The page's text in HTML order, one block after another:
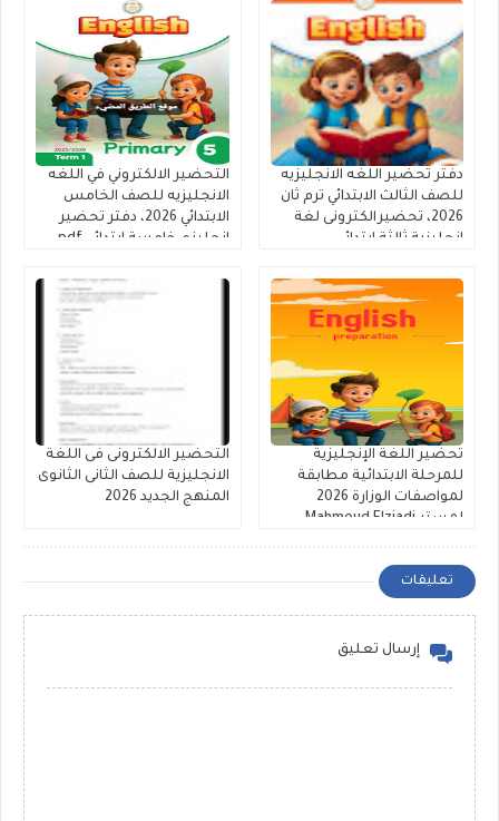
دفتر تحضير اللغه الانجليزيه
للصف الثالث الابتدائي ترم ثان
2026، تحضيرالكترونى لغة
انجليزية ثالثة ابتدائى
التحضير الالكتروني في اللغه
الانجليزيه للصف الخامس
الابتدائي 2026، دفتر تحضير
انجليزي خامسة ابتدائي pdf
تحضير اللغة الإنجليزية
للمرحلة الابتدائية مطابقة
لمواصفات الوزارة 2026
لمستر Mahmoud Elziadi
التحضير الالكترونى فى اللغة
الانجليزية للصف الثانى الثانوى
المنهج الجديد 2026
تعليقات
إرسال تعليق